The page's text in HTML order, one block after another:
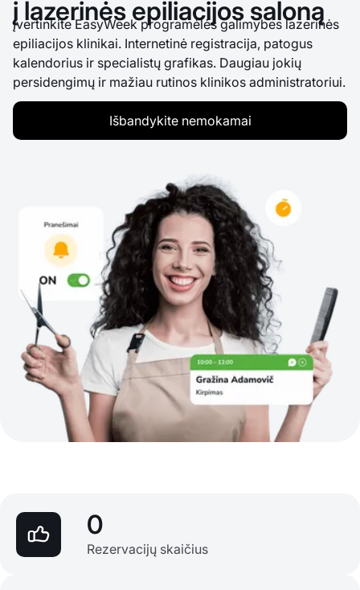
į lazerinės epiliacijos saloną
Įvertinkite EasyWeek programėlės galimybes lazerinės
epiliacijos klinikai. Internetinė registracija, patogus
kalendorius ir specialistų grafikas. Daugiau jokių
persidengimų ir mažiau rutinos klinikos administratoriui.
Išbandykite nemokamai
0
Rezervacijų skaičius